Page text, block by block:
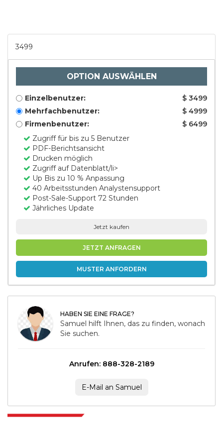
3499
OPTION AUSWÄHLEN
Einzelbenutzer:
$ 3499
Mehrfachbenutzer:
$ 4999
Firmenbenutzer:
$ 6499
Zugriff für bis zu 5 Benutzer
PDF-Berichtsansicht
Drucken möglich
Zugriff auf Datenblatt/li>
Up Bis zu 10 % Anpassung
40 Arbeitsstunden Analystensupport
Post-Sale-Support 72 Stunden
Jährliches Update
Jetzt kaufen
JETZT ANFRAGEN
MUSTER ANFORDERN
HABEN SIE EINE FRAGE?
Samuel hilft Ihnen, das zu finden, wonach
Sie suchen.
Anrufen: 888-328-2189
E-Mail an Samuel